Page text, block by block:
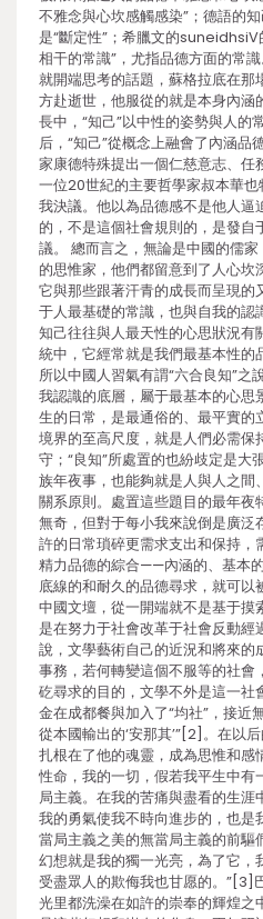
不雅念與心坎感觸感染”；德語的
是“斷定性”；希臘文的
相干的常識”，尤指品德方面的常
就開端思考的話題，蘇格拉底在
方赴逝世，他服從的就是本身內
長中，“知己”以中性的姿勢與人的
后，“知己”從概念上融會了內涵品
家康德特殊提出一個仁慈意志、任
一位20世紀的主要哲學家叔本華
我決議。他以為品德感不是他人逼
的，不是這個社會規則的，是發
議。 總而言之，無論是中國的儒
的思惟家，他們都留意到了人心坎
它與那些跟著汗青的成長而呈現
于人最基礎的常識，也與自我的認
知己往往與人最天性的心思狀況
統中，它經常就是我們最基本性的
所以中國人習氣有謂“六合良知”之
我認識的底層，屬于最基本的心
生的日常，是最通俗的、最平實
境界的至高尺度，就是人們必需保
守；“良知”所處置的也紛歧定是大
族年夜事，也能夠就是人與人之間
關系原則。處置這些題目的最年
無奇，但對于每小我來說倒是廣泛
許的日常瑣碎更需求支出和保持
精力品德的綜合——內涵的、基本
底線的和耐久的品德尋求，就可以
中國文壇，從一開端就不是基于
是在努力于社會改革于社會反動經
說，文學藝術自己的近況和將來的
事務，若何轉變這個不服等的社
矻尋求的目的，文學不外是這一社
金在成都餐與加入了“均社”，接近
從本國輸出的‘安那其’”[2]。在以
扎根在了他的魂靈，成為思惟和感
性命，我的一切，假若我平生中
局主義。在我的苦痛與盡看的生
我的勇氣使我不時向進步的，也
當局主義之美的無當局主義的前
幻想就是我的獨一光亮，為了它，
受盡眾人的欺侮我也甘愿的。”[3]
光里都洗澡在如許的崇奉的輝煌